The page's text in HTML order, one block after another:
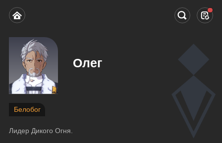
Олег
Белобог
Лидер Дикого Огня.